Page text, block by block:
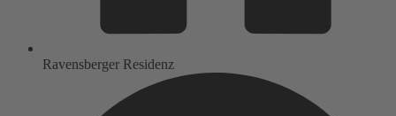
Ravensberger Residenz